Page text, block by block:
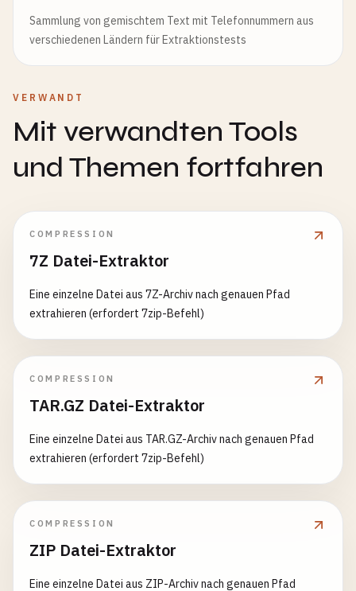
Sammlung von gemischtem Text mit Telefonnummern aus
verschiedenen Ländern für Extraktionstests
VERWANDT
Mit verwandten Tools
und Themen fortfahren
COMPRESSION
7Z Datei-Extraktor
Eine einzelne Datei aus 7Z-Archiv nach genauen Pfad
extrahieren (erfordert 7zip-Befehl)
COMPRESSION
TAR.GZ Datei-Extraktor
Eine einzelne Datei aus TAR.GZ-Archiv nach genauen Pfad
extrahieren (erfordert 7zip-Befehl)
COMPRESSION
ZIP Datei-Extraktor
Eine einzelne Datei aus ZIP-Archiv nach genauen Pfad